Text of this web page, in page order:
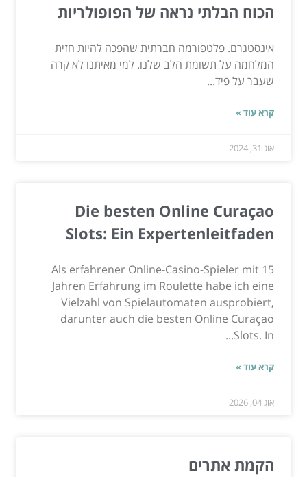
הכוח הבלתי נראה של הפופולריות
אינסטגרם. פלטפורמה חברתית שהפכה להיות חזית
המלחמה על תשומת הלב שלנו. למי מאיתנו לא קרה
שעבר על פיד...
קרא עוד »
אוג 31, 2024
Die besten Online Curaçao
Slots: Ein Expertenleitfaden
Als erfahrener Online-Casino-Spieler mit 15
Jahren Erfahrung im Roulette habe ich eine
Vielzahl von Spielautomaten ausprobiert,
darunter auch die besten Online Curaçao
Slots. In...
קרא עוד »
אוג 04, 2026
הקמת אתרים